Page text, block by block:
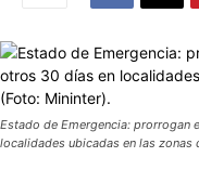
Estado de Emergencia: prorrogan
localidades ubicadas en las zonas